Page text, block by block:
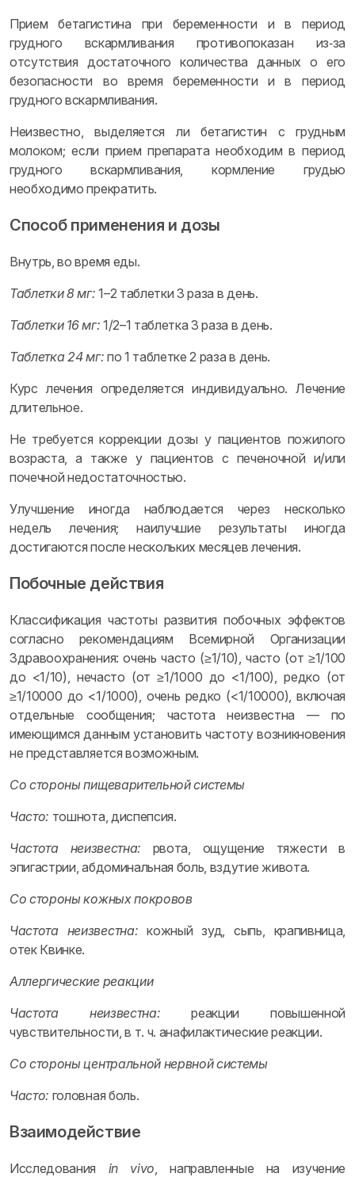
Прием бетагистина при беременности и в период
грудного вскармливания противопоказан из‑за
отсутствия достаточного количества данных о его
безопасности во время беременности и в период
грудного вскармливания.
Неизвестно, выделяется ли бетагистин с грудным
молоком; если прием препарата необходим в период
грудного вскармливания, кормление грудью
необходимо прекратить.
Способ применения и дозы
Внутрь, во время еды.
Таблетки 8 мг: 1–2 таблетки 3 раза в день.
Таблетки 16 мг: 1/2–1 таблетка 3 раза в день.
Таблетка 24 мг: по 1 таблетке 2 раза в день.
Курс лечения определяется индивидуально. Лечение
длительное.
Не требуется коррекции дозы у пациентов пожилого
возраста, а также у пациентов с печеночной и/или
почечной недостаточностью.
Улучшение иногда наблюдается через несколько
недель лечения; наилучшие результаты иногда
достигаются после нескольких месяцев лечения.
Побочные действия
Классификация частоты развития побочных эффектов
согласно рекомендациям Всемирной Организации
Здравоохранения: очень часто (≥1/10), часто (от ≥1/100
до <1/10), нечасто (от ≥1/1000 до <1/100), редко (от
≥1/10000 до <1/1000), очень редко (<1/10000), включая
отдельные сообщения; частота неизвестна — по
имеющимся данным установить частоту возникновения
не представляется возможным.
Со стороны пищеварительной системы
Часто: тошнота, диспепсия.
Частота неизвестна: рвота, ощущение тяжести в
эпигастрии, абдоминальная боль, вздутие живота.
Со стороны кожных покровов
Частота неизвестна: кожный зуд, сыпь, крапивница,
отек Квинке.
Аллергические реакции
Частота неизвестна: реакции повышенной
чувствительности, в т. ч. анафилактические реакции.
Со стороны центральной нервной системы
Часто: головная боль.
Взаимодействие
Исследования in vivo, направленные на изучение